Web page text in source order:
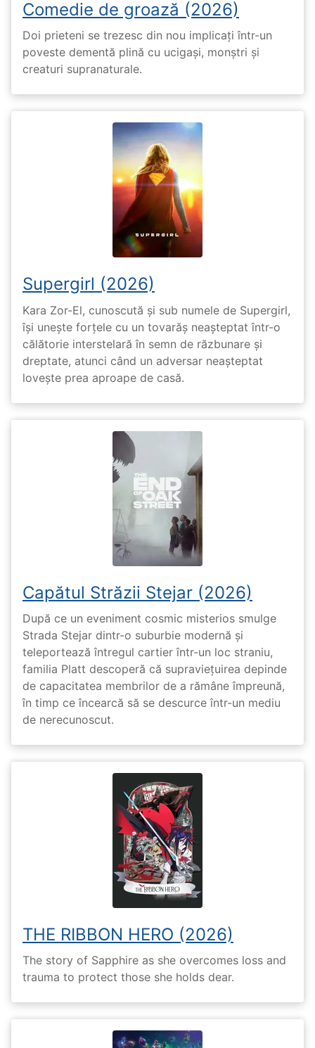
Comedie de groază (2026)
Doi prieteni se trezesc din nou implicați într-un
poveste dementă plină cu ucigași, monștri și
creaturi supranaturale.
Supergirl (2026)
Kara Zor-El, cunoscută și sub numele de Supergirl,
își unește forțele cu un tovarăș neașteptat într-o
călătorie interstelară în semn de răzbunare și
dreptate, atunci când un adversar neașteptat
lovește prea aproape de casă.
Capătul Străzii Stejar (2026)
După ce un eveniment cosmic misterios smulge
Strada Stejar dintr-o suburbie modernă și
teleportează întregul cartier într-un loc straniu,
familia Platt descoperă că supraviețuirea depinde
de capacitatea membrilor de a rămâne împreună,
în timp ce încearcă să se descurce într-un mediu
de nerecunoscut.
THE RIBBON HERO (2026)
The story of Sapphire as she overcomes loss and
trauma to protect those she holds dear.